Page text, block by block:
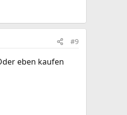
#9
eben kaufen